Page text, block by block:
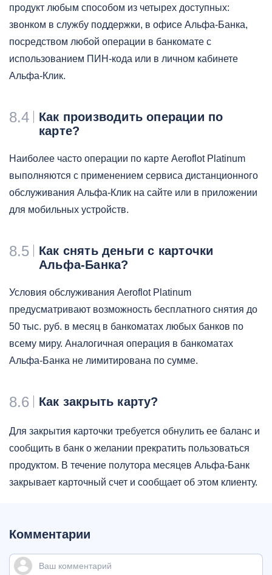
продукт любым способом из четырех доступных:
звонком в службу поддержки, в офисе Альфа-Банка,
посредством любой операции в банкомате с
использованием ПИН-кода или в личном кабинете
Альфа-Клик.
8.4
Как производить операции по
карте?
Наиболее часто операции по карте Aeroflot Platinum
выполняются с применением сервиса дистанционного
обслуживания Альфа-Клик на сайте или в приложении
для мобильных устройств.
8.5
Как снять деньги с карточки
Альфа-Банка?
Условия обслуживания Aeroflot Platinum
предусматривают возможность бесплатного снятия до
50 тыс. руб. в месяц в банкоматах любых банков по
всему миру. Аналогичная операция в банкоматах
Альфа-Банка не лимитирована по сумме.
8.6 Как закрыть карту?
Для закрытия карточки требуется обнулить ее баланс и
сообщить в банк о желании прекратить пользоваться
продуктом. В течение полутора месяцев Альфа-Банк
закрывает карточный счет и сообщает об этом клиенту.
Комментарии